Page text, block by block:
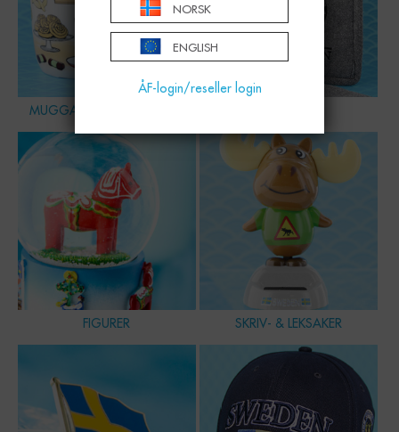
MUGGAR, SKÅLAR & GLAS
FIGURER SKRIV- & LEKSAKER
NORSK
ENGLISH
ÅF-login/reseller login